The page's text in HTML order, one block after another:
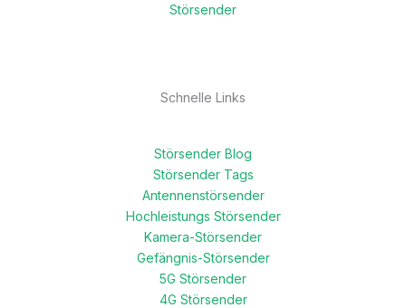
Störsender
Schnelle Links
Störsender Blog
Störsender Tags
Antennenstörsender
Hochleistungs Störsender
Kamera-Störsender
Gefängnis-Störsender
5G Störsender
4G Störsender